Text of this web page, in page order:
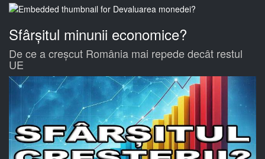
Sfârșitul minunii economice?
De ce a creșcut România mai repede decât restul
UE